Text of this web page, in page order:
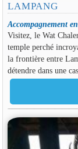
LAMPANG
Accompagnement
Visitez, le Wat
temple perché
la frontière entre
détendre dans une